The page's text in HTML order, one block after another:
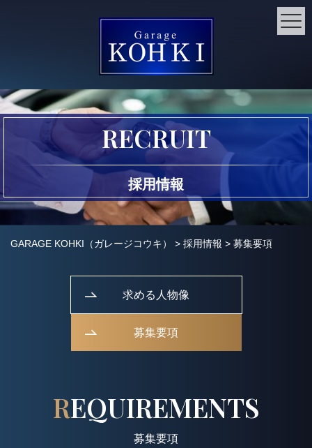
RECRUIT
採用情報
GARAGE KOHKI（ガレージコウキ） > 採用情報 > 募集要項
求める人物像
募集要項
REQUIREMENTS
募集要項